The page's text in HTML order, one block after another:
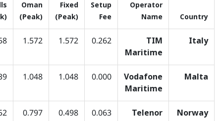
Country
Operator
Name
Setup
Fee
Fixed
(Peak)
Oman
(Peak)
(Peak)
Italy
TIM
Maritime
0.262
1.572
1.572
Malta
Vodafone
Maritime
0.000
1.048
1.048
Norway
Telenor
0.063
0.498
0.797